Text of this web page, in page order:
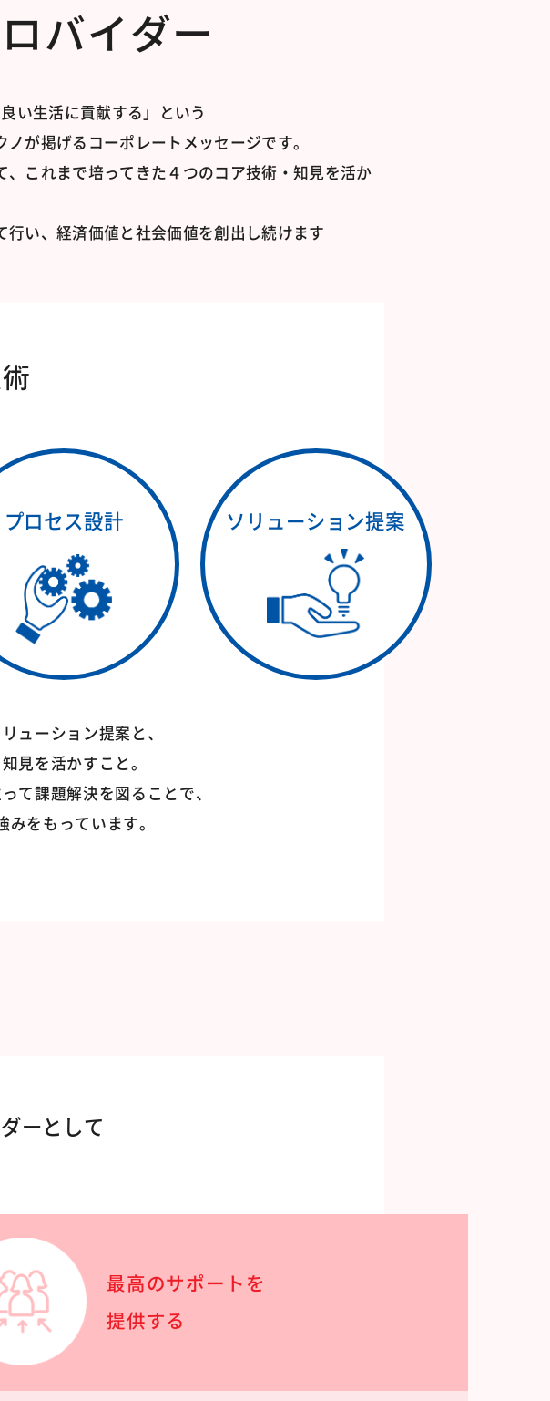
バイダー
い生活に貢献する」という
が掲げるコーポレートメッセージです。
これまで培ってきた４つのコア技術・知見を活か
い、経済価値と社会価値を創出し続けます
プロセス設計 ソリューション提案
ューション提案と、
見を活かすこと。
て課題解決を図ることで、
をもっています。
ーとして
最高のサポートを
提供する